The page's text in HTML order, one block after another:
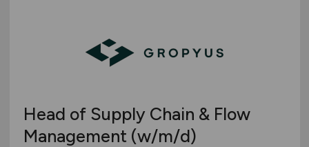
Head of Supply Chain & Flow
Management (w/m/d)